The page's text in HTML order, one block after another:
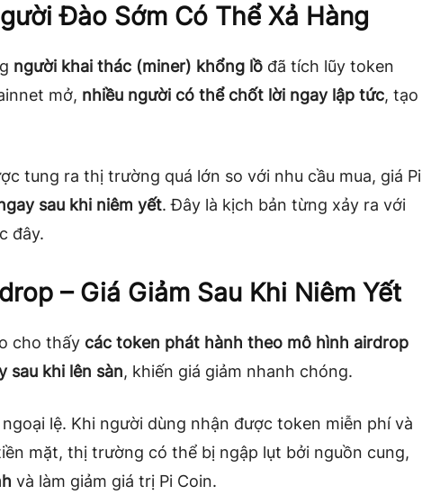
Đào Sớm Có Thể Xả Hàng
người khai thác (miner) khổng lồ đã tích lũy token
mở, nhiều người có thể chốt lời ngay lập tức, tạo
tung ra thị trường quá lớn so với nhu cầu mua, giá Pi
sau khi niêm yết. Đây là kịch bản từng xảy ra với
đây.
– Giá Giảm Sau Khi Niêm Yết
cho thấy các token phát hành theo mô hình airdrop
sau khi lên sàn, khiến giá giảm nhanh chóng.
lệ. Khi người dùng nhận được token miễn phí và
mặt, thị trường có thể bị ngập lụt bởi nguồn cung,
và làm giảm giá trị Pi Coin.